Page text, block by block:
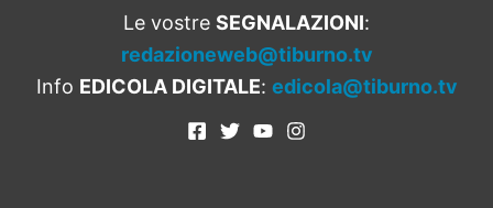
Le vostre SEGNALAZIONI:
redazioneweb@tiburno.tv
Info EDICOLA DIGITALE: edicola@tiburno.tv